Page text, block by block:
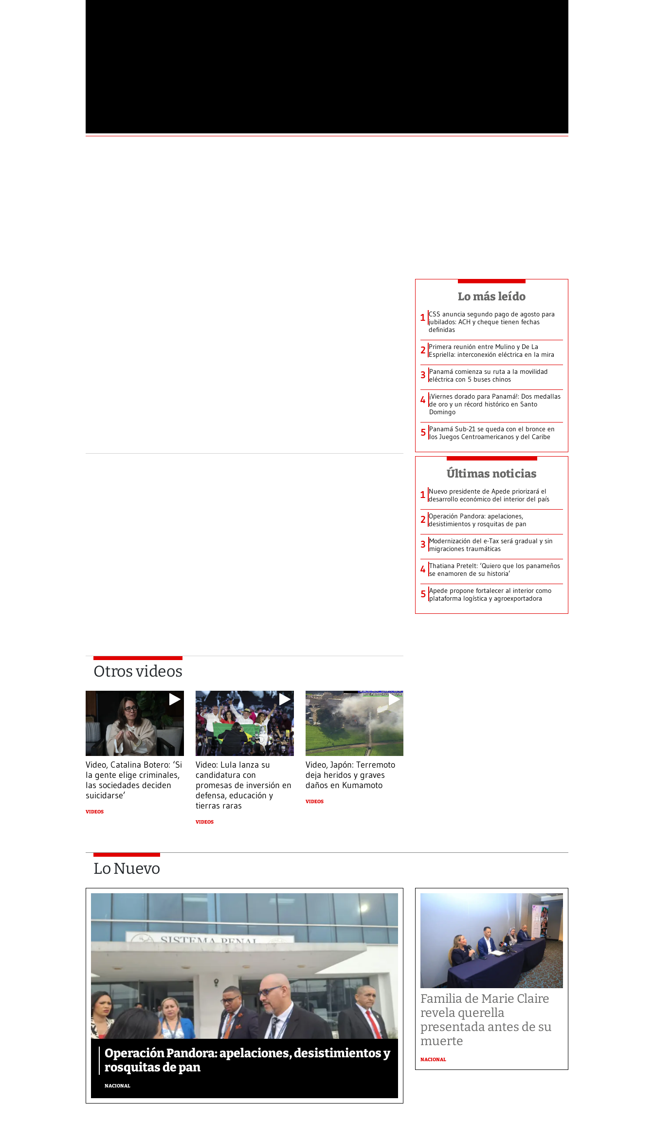
Otros videos
Video, Catalina Botero: ‘Si
la gente elige criminales,
las sociedades deciden
suicidarse’
VIDEOS
Video: Lula lanza su
candidatura con
promesas de inversión en
defensa, educación y
tierras raras
VIDEOS
Video, Japón: Terremoto
deja heridos y graves
daños en Kumamoto
VIDEOS
Lo más leído
1 CSS anuncia segundo pago de agosto para
jubilados: ACH y cheque tienen fechas
definidas
2 Primera reunión entre Mulino y De La
Espriella: interconexión eléctrica en la mira
3 Panamá comienza su ruta a la movilidad
eléctrica con 5 buses chinos
4 ¡Viernes dorado para Panamá!: Dos medallas
de oro y un récord histórico en Santo
Domingo
5 Panamá Sub-21 se queda con el bronce en
los Juegos Centroamericanos y del Caribe
Últimas noticias
1 Nuevo presidente de Apede priorizará el
desarrollo económico del interior del país
2 Operación Pandora: apelaciones,
desistimientos y rosquitas de pan
3 Modernización del e-Tax será gradual y sin
migraciones traumáticas
4 Thatiana Pretelt: ‘Quiero que los panameños
se enamoren de su historia’
5 Apede propone fortalecer al interior como
plataforma logística y agroexportadora
Lo Nuevo
Operación Pandora: apelaciones, desistimientos y
rosquitas de pan
NACIONAL
Familia de Marie Claire
revela querella
presentada antes de su
muerte
NACIONAL